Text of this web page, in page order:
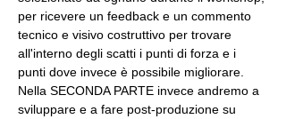
per ricevere un feedback e un commento
tecnico e visivo costruttivo per trovare
all'interno degli scatti i punti di forza e i
punti dove invece è possibile migliorare.
Nella SECONDA PARTE invece andremo a
sviluppare e a fare post-produzione su